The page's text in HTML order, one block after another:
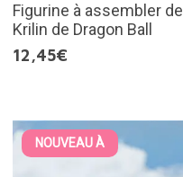
Figurine à assembler de
Krilin de Dragon Ball
12,45€
NOUVEAU À